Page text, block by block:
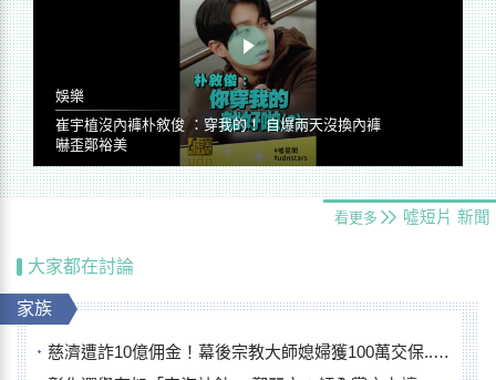
娛樂
崔宇植沒內褲朴敘俊 ：穿我的！ 自爆兩天沒換內褲
嚇歪鄭裕美
看更多 噓短片 新聞
大家都在討論
家族
慈濟遭詐10億佣金！幕後宗教大師媳婦獲100萬交保...快步奔離不發一語